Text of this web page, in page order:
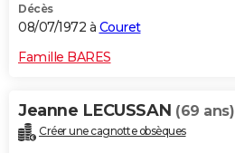
Décès
08/07/1972 à Couret
Famille BARES
Jeanne LECUSSAN (69 ans)
Créer une cagnotte obsèques